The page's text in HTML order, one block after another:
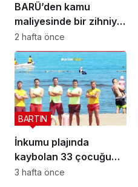
BARÜ’den kamu
maliyesinde bir zihniyet
devrimi; BİS-ALYS
2 hafta önce
İnkumu plajında
kaybolan 33 çocuğu
onlar buldu
BARTIN
3 hafta önce